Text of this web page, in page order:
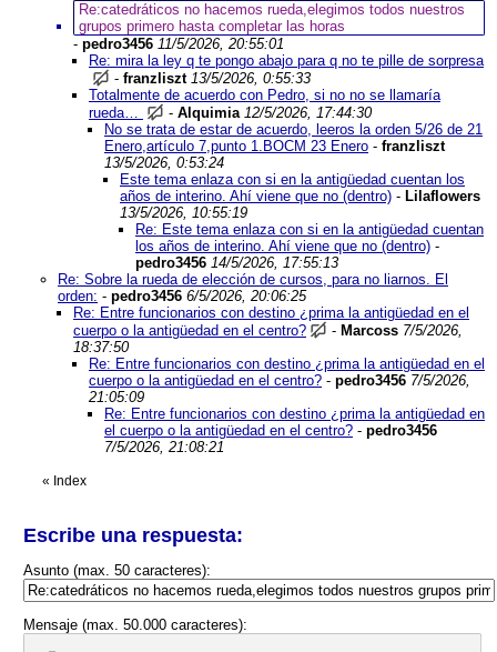
Re:catedráticos no hacemos rueda,elegimos todos nuestros
grupos primero hasta completar las horas
- pedro3456 11/5/2026, 20:55:01
Re: mira la ley q te pongo abajo para q no te pille de sorpresa
- franzliszt 13/5/2026, 0:55:33
Totalmente de acuerdo con Pedro, si no no se llamaría
rueda…
- Alquimia 12/5/2026, 17:44:30
No se trata de estar de acuerdo, leeros la orden 5/26 de 21
Enero,artículo 7,punto 1.BOCM 23 Enero - franzliszt
13/5/2026, 0:53:24
Este tema enlaza con si en la antigüedad cuentan los
años de interino. Ahí viene que no (dentro) - Lilaflowers
13/5/2026, 10:55:19
Re: Este tema enlaza con si en la antigüedad cuentan
los años de interino. Ahí viene que no (dentro) -
pedro3456 14/5/2026, 17:55:13
Re: Sobre la rueda de elección de cursos, para no liarnos. El
orden: - pedro3456 6/5/2026, 20:06:25
Re: Entre funcionarios con destino ¿prima la antigüedad en el
cuerpo o la antigüedad en el centro?
- Marcoss 7/5/2026,
18:37:50
Re: Entre funcionarios con destino ¿prima la antigüedad en el
cuerpo o la antigüedad en el centro? - pedro3456 7/5/2026,
21:05:09
Re: Entre funcionarios con destino ¿prima la antigüedad en
el cuerpo o la antigüedad en el centro? - pedro3456
7/5/2026, 21:08:21
« Index
Escribe una respuesta:
Asunto (max. 50 caracteres):
Mensaje (max. 50.000 caracteres):